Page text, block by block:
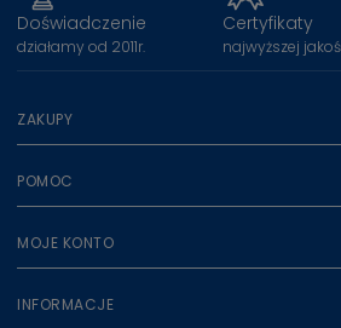
Doświadczenie
działamy od 2011r.
Certyfikaty
najwyższej
ZAKUPY
POMOC
MOJE KONTO
INFORMACJE